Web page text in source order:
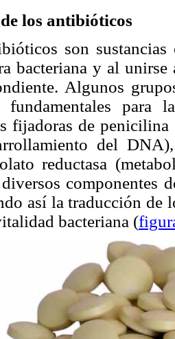
los antibióticos
son
bacteriana y al
Algunos
fundamentales
fijadoras de
del
reductasa
componentes
así la traducción de
bacteriana (